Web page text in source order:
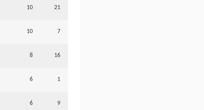
10 21
10 7
8 16
6 1
6 9